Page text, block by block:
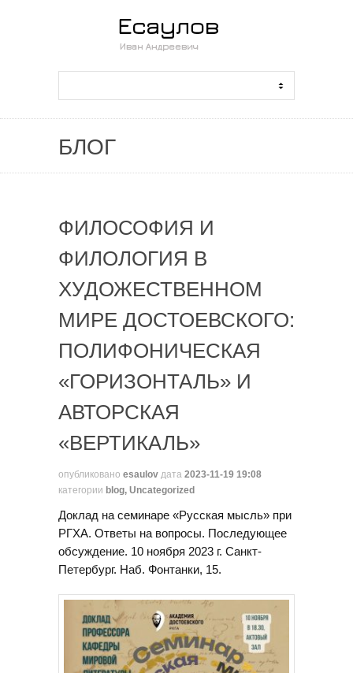
БЛОГ
ФИЛОСОФИЯ И
ФИЛОЛОГИЯ В
ХУДОЖЕСТВЕННОМ
МИРЕ ДОСТОЕВСКОГО:
ПОЛИФОНИЧЕСКАЯ
«ГОРИЗОНТАЛЬ» И
АВТОРСКАЯ
«ВЕРТИКАЛЬ»
опубликовано esaulov дата 2023-11-19 19:08
категории blog, Uncategorized
Доклад на семинаре «Русская мысль» при
РГХА. Ответы на вопросы. Последующее
обсуждение. 10 ноября 2023 г. Санкт-
Петербург. Наб. Фонтанки, 15.